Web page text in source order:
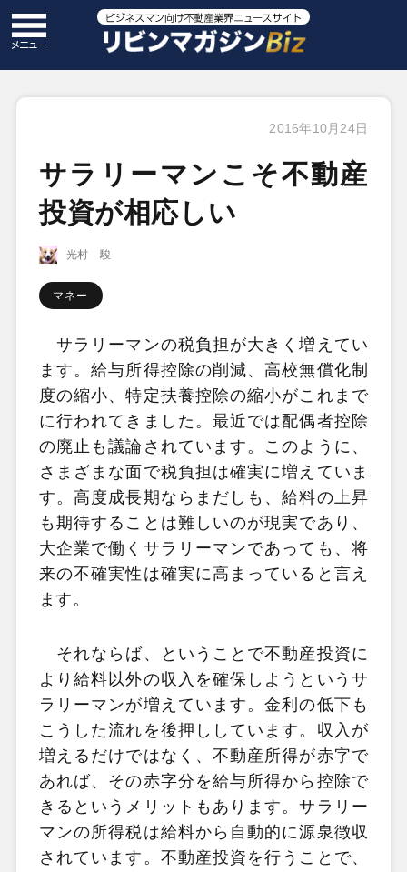
2016年10月24日
サラリーマンこそ不動産
投資が相応しい
光村 駿
マネー
サラリーマンの税負担が大きく増えてい
ます。給与所得控除の削減、高校無償化制
度の縮小、特定扶養控除の縮小がこれまで
に行われてきました。最近では配偶者控除
の廃止も議論されています。このように、
さまざまな面で税負担は確実に増えていま
す。高度成長期ならまだしも、給料の上昇
も期待することは難しいのが現実であり、
大企業で働くサラリーマンであっても、将
来の不確実性は確実に高まっていると言え
ます。
それならば、ということで不動産投資に
より給料以外の収入を確保しようというサ
ラリーマンが増えています。金利の低下も
こうした流れを後押ししています。収入が
増えるだけではなく、不動産所得が赤字で
あれば、その赤字分を給与所得から控除で
きるというメリットもあります。サラリー
マンの所得税は給料から自動的に源泉徴収
されています。不動産投資を行うことで、